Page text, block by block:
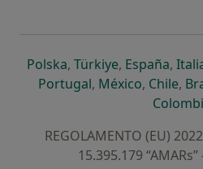
Polskasi apre in una nuova
, Türkiyesi apre in
, Españasi
,
Portugalsi apre in una
, Méxicosi apre in
, Chilesi
,
REGOLAMENTO (EU)
15.395.179